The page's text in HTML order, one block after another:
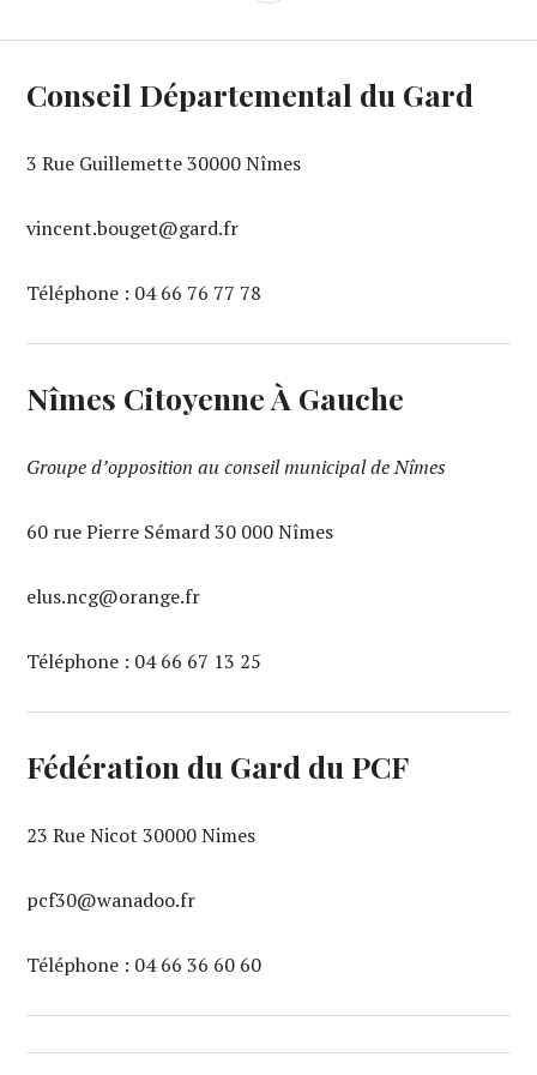
Conseil Départemental du Gard
3 Rue Guillemette 30000 Nîmes
vincent.bouget@gard.fr
Téléphone : 04 66 76 77 78
Nîmes Citoyenne À Gauche
Groupe d’opposition au conseil municipal de Nîmes
60 rue Pierre Sémard 30 000 Nîmes
elus.ncg@orange.fr
Téléphone : 04 66 67 13 25‬
Fédération du Gard du PCF
23 Rue Nicot 30000 Nimes
pcf30@wanadoo.fr
Téléphone : 04 66 36 60 60‬